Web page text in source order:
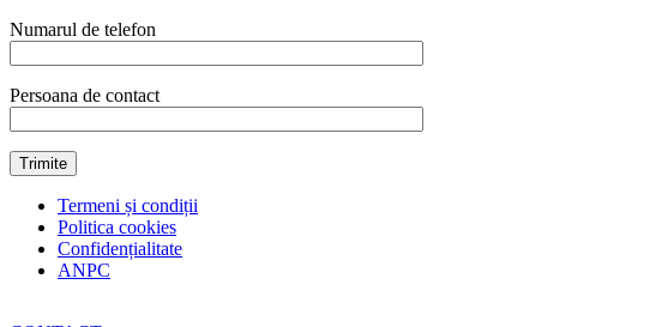
Numarul de telefon
Persoana de contact
Termeni și condiții
Politica cookies
Confidențialitate
ANPC